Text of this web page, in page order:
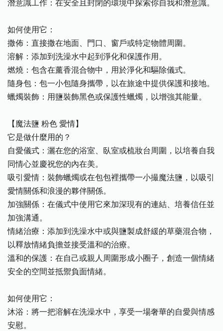
潛意識工作：在安全且封閉的環境中探索你自我和潛意識。
如何使用它：
撒佈：直接撒在地面、門口、窗戶或特定物體周圍。
溶解：添加到洗澡水中起到淨化和保護作用。
燃燒：包含在薰香混合物中，用於淨化和驅除儀式。
隨身包：包一小包隨身攜帶，以在旅途中提供保護和接地。
蠟燭裝飾：用鹽裝飾黑色或保護性蠟燭，以增強其能量。
【魔法鹽 粉色 愛情】
它是做什麼用的？
自愛儀式：灑在您的浴室、臥室或梳妝台周圍，以培養自我
同情心並慶祝您的內在美。
吸引愛情：裝飾蠟燭或在包包裡攜帶一小撮魔法鹽，以吸引
愛情關係和浪漫的夥伴關係。
加強關係：在儀式中使用它來加深現有的連結、培養信任並
加強溝通。
情緒治療：添加到洗澡水中或與鹽製成舒緩的草藥混合物，
以釋放情緒負擔並接受溫和的治療。
溫和的保護：在自己或親人周圍形成小圈子，創造一個情緒
安全的空間並抵禦負面情緒。
如何使用它：
沐浴：將一把溶解在洗澡水中，享受一場奢華的自愛與情感
安慰。